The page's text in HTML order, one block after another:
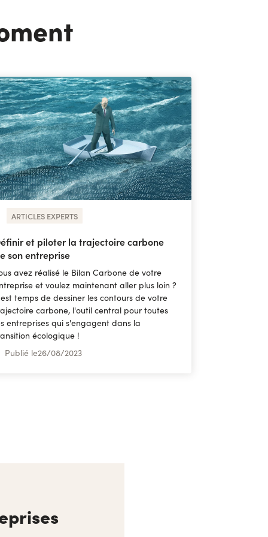
ARTICLES EXPERTS
et piloter la trajectoire carbone
son entreprise
avez réalisé le Bilan Carbone de votre
et voulez maintenant aller plus loin ?
temps de dessiner les contours de votre
carbone, l'outil central pour toutes
entreprises qui s'engagent dans la
écologique !
Publié le26/08/2023